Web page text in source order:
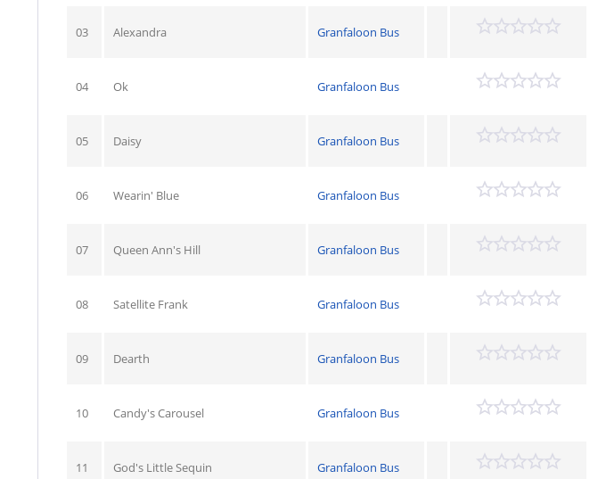
03 Alexandra Granfaloon Bus
04 Ok Granfaloon Bus
05 Daisy Granfaloon Bus
06 Wearin' Blue Granfaloon Bus
07 Queen Ann's Hill Granfaloon Bus
08 Satellite Frank Granfaloon Bus
09 Dearth Granfaloon Bus
10 Candy's Carousel Granfaloon Bus
11 God's Little Sequin Granfaloon Bus